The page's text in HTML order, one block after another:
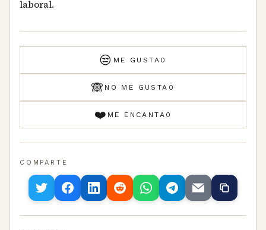
laboral.
😒 ME GUSTA 0
🙈 NO ME GUSTA 0
❤️ ME ENCANTA 0
COMPARTE